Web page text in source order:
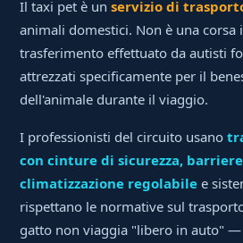
Il taxi pet è unservizio di
animali domestici. Non è una corsa
trasferimento effettuato da autisti
attrezzati specificamente per il
dell'animale durante il viaggio.
I professionisti del circuito usano
con cinture di sicurezza,
climatizzazione regolabile e
rispettano le normative sul
gatto non viaggia "libero in auto"